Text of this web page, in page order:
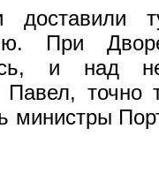
доставили
При
и над
Павел, точно
министры